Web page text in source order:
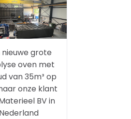
nieuwe grote
oven met
van 35m³ op
onze klant
BV in
Nederland